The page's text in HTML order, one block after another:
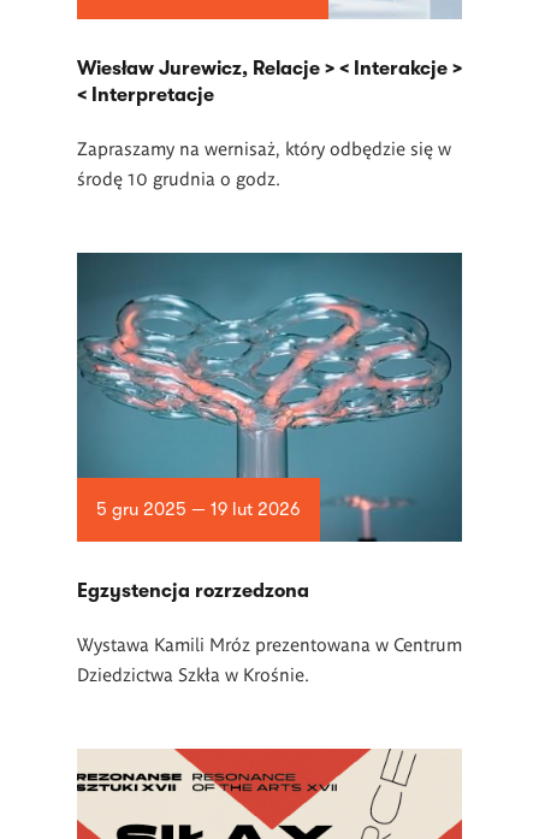
Wiesław Jurewicz, Relacje > < Interakcje >
< Interpretacje
Zapraszamy na wernisaż, który odbędzie się w
środę 10 grudnia o godz.
5 gru 2025 — 19 lut 2026
Egzystencja rozrzedzona
Wystawa Kamili Mróz prezentowana w Centrum
Dziedzictwa Szkła w Krośnie.